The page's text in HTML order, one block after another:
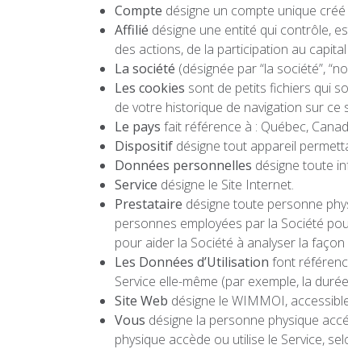
Compte désigne un compte unique
Affilié désigne une entité qui contrôle,
des actions, de la participation au
La société (désignée par “la société”,
Les cookies sont de petits fichiers qui
de votre historique de navigation sur
Le pays fait référence à : Québec,
Dispositif désigne tout appareil
Données personnelles désigne toute
Service désigne le Site Internet.
Prestataire désigne toute personne
personnes employées par la Société
pour aider la Société à analyser la
Les Données d’Utilisation font
Service elle-même (par exemple, la
Site Web désigne le WIMMOI,
Vous désigne la personne physique
physique accède ou utilise le Service,